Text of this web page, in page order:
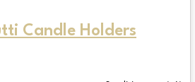
Candle Holders